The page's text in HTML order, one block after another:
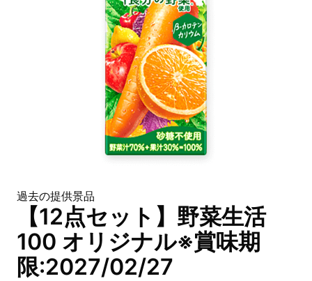
過去の提供景品
【12点セット】野菜生活
100 オリジナル※賞味期
限:2027/02/27